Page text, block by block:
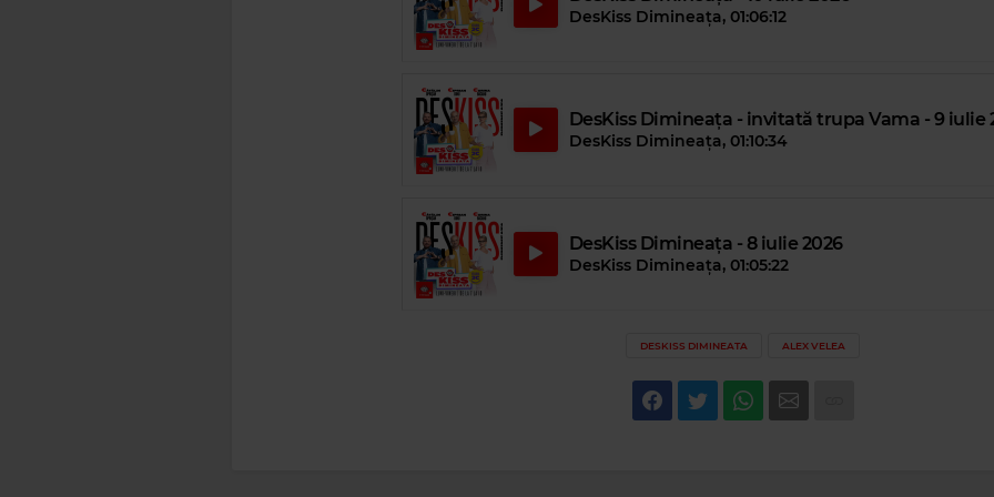
DesKiss Dimineața, 01:06:12
DesKiss Dimineața - invitată trupa Vama - 9 iulie
DesKiss Dimineața, 01:10:34
DesKiss Dimineața - 8 iulie 2026
DesKiss Dimineața, 01:05:22
DESKISS DIMINEATA ALEX VELEA